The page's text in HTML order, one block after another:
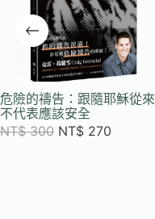
危險的禱告：跟隨耶穌從來
不代表應該安全
NT$300 NT$ 270